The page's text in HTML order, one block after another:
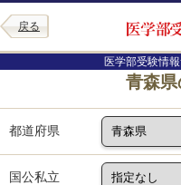
戻る
医学部受験情
青森
都道府県
国公私立